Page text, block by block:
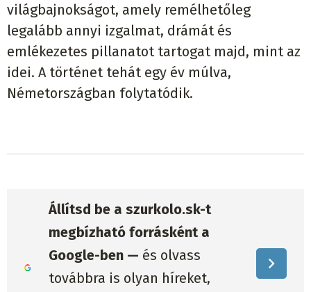
világbajnokságot, amely remélhetőleg
legalább annyi izgalmat, drámát és
emlékezetes pillanatot tartogat majd, mint az
idei. A történet tehát egy év múlva,
Németországban folytatódik.
Állítsd be a szurkolo.sk-t
megbízható forrásként a
Google-ben — és olvass
továbbra is olyan híreket,